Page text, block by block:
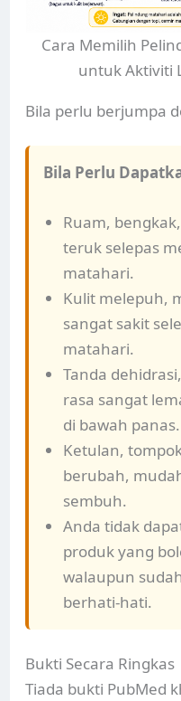
Cara Memilih
untuk Aktiviti
Bila perlu berjumpa
Bila Perlu
Ruam,
teruk selepas
matahari.
Kulit melepuh,
sangat sakit
matahari.
Tanda
rasa sangat
di bawah panas.
Ketulan,
berubah,
sembuh.
Anda tidak
produk yang
walaupun
berhati-hati.
Bukti Secara Ringkas
Tiada bukti PubMed